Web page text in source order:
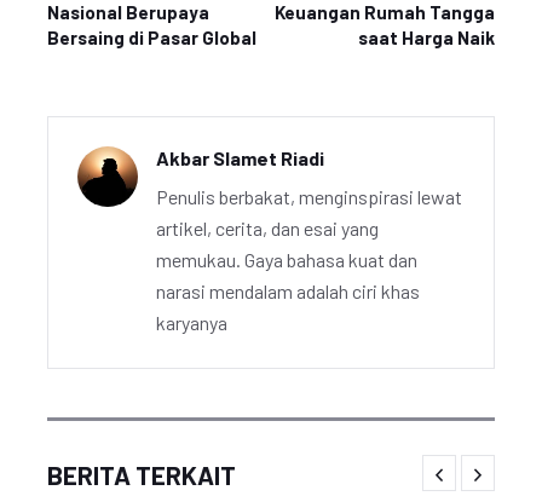
Nasional Berupaya
Bersaing di Pasar Global
Keuangan Rumah Tangga
saat Harga Naik
Akbar Slamet Riadi
Penulis berbakat, menginspirasi lewat
artikel, cerita, dan esai yang
memukau. Gaya bahasa kuat dan
narasi mendalam adalah ciri khas
karyanya
BERITA TERKAIT